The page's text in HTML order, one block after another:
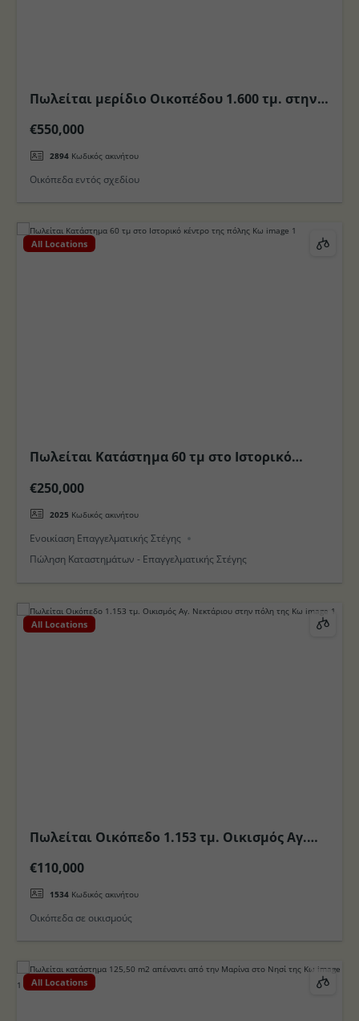
Πωλείται μερίδιο Οικοπέδου 1.600 τμ. στην
€550,000
2894 Κωδικός ακινήτου
Οικόπεδα εντός σχεδίου
All Locations
Πωλείται Κατάστημα 60 τμ στο Ιστορικό
€250,000
2025 Κωδικός ακινήτου
Ενοικίαση Επαγγελματικής Στέγης
Πώληση Καταστημάτων - Επαγγελματικής Στέγης
All Locations
Πωλείται Οικόπεδο 1.153 τμ. Οικισμός Αγ.
€110,000
1534 Κωδικός ακινήτου
Οικόπεδα σε οικισμούς
All Locations